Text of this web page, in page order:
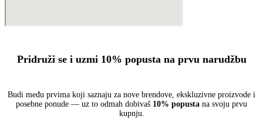
Pridruži se i uzmi 10% popusta na prvu narudžbu
Budi među prvima koji saznaju za nove brendove, ekskluzivne proizvode i
posebne ponude — uz to odmah dobivaš 10% popusta na svoju prvu
kupnju.